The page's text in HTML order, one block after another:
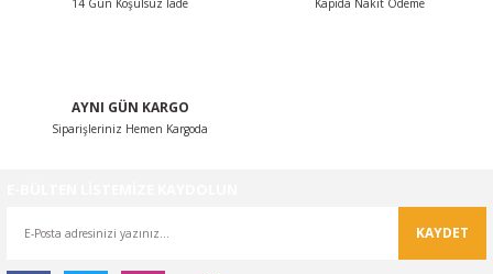
14 Gün Koşulsuz İade Kapıda Nakit Ödeme
AYNI GÜN KARGO
Siparişleriniz Hemen Kargoda
KAYDET